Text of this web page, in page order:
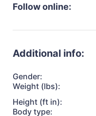
Follow online:
Additional info:
Gender:
Weight (lbs):
Height (ft in):
Body type: